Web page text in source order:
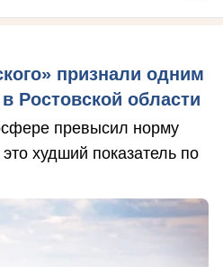
признали одним
Ростовской области
превысил норму
худший показатель по